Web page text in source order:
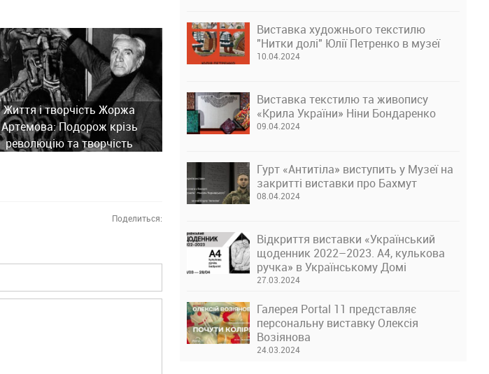
Життя і творчість Жоржа
Артемова: Подорож крізь
революцію та творчість
Поделиться:
Виставка художнього текстилю
"Нитки долі" Юлії Петренко в музеї
10.04.2024
Виставка текстилю та живопису
«Крила України» Ніни Бондаренко
09.04.2024
Гурт «Антитіла» виступить у Музеї на
закритті виставки про Бахмут
08.04.2024
Відкриття виставки «Український
щоденник 2022–2023. А4, кулькова
ручка» в Українському Домі
27.03.2024
Галерея Portal 11 представляє
персональну виставку Олексія
Возіянова
24.03.2024